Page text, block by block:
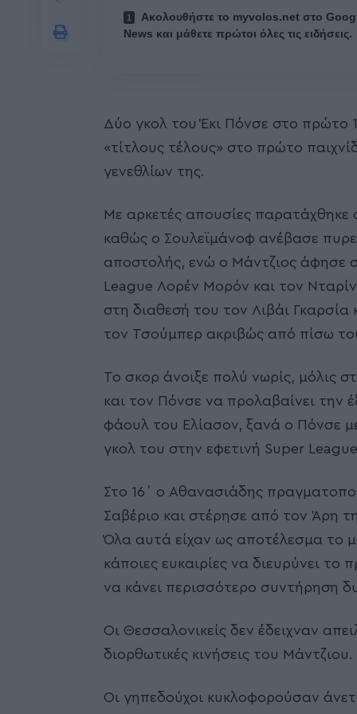
Ακολουθήστε το myvolos.net στο
News και μάθετε πρώτοι όλες τις ειδήσεις.
Δύο γκολ του Έκι Πόνσε στο πρώτο
«τίτλους τέλους» στο πρώτο
γενεθλίων της.
Με αρκετές απουσίες
καθώς ο Σουλεϊμάνοφ ανέβασε
αποστολής, ενώ ο Μάντζιος άφησε
League Λορέν Μορόν και τον
στη διαθεσή του τον Λιβάι
τον Τσούμπερ ακριβώς από πίσω
Το σκορ άνοιξε πολύ νωρίς, μόλις
και τον Πόνσε να προλαβαίνει την
φάουλ του Ελίασον, ξανά ο Πόνσε
γκολ του στην εφετινή Super
Στο 16΄ ο Αθανασιάδης
Σαβέριο και στέρησε από τον Άρη
Όλα αυτά είχαν ως αποτέλεσμα το
κάποιες ευκαιρίες να διευρύνει
να κάνει περισσότερο συντήρηση
Οι Θεσσαλονικείς δεν έδειχναν
διορθωτικές κινήσεις του Μάντζιου.
Οι γηπεδούχοι κυκλοφορούσαν